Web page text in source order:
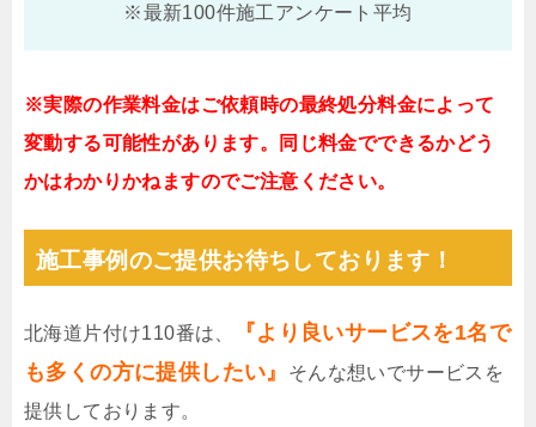
※最新100件施工アンケート平均
※実際の作業料金はご依頼時の最終処分料金によって
変動する可能性があります。同じ料金でできるかどう
かはわかりかねますのでご注意ください。
施工事例のご提供お待ちしております！
北海道片付け110番は、
『より良いサービスを1名で
も多くの方に提供したい』
そんな想いでサービスを
提供しております。